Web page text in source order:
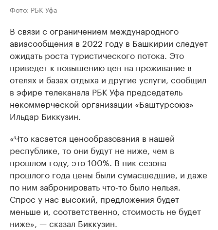
Фото: РБК Уфа
В связи с ограничением международного
авиасообщения в 2022 году в Башкирии следует
ожидать роста туристического потока. Это
приведет к повышению цен на проживание в
отелях и базах отдыха и другие услуги, сообщил
в эфире телеканала РБК Уфа председатель
некоммерческой организации «Баштурсоюз»
Ильдар Биккузин.
«Что касается ценообразования в нашей
республике, то они будут не ниже, чем в
прошлом году, это 100%. В пик сезона
прошлого года цены были сумасшедшие, и даже
по ним забронировать что-то было нельзя.
Спрос у нас высокий, предложения будет
меньше и, соответственно, стоимость не будет
ниже», — сказал Биккузин.